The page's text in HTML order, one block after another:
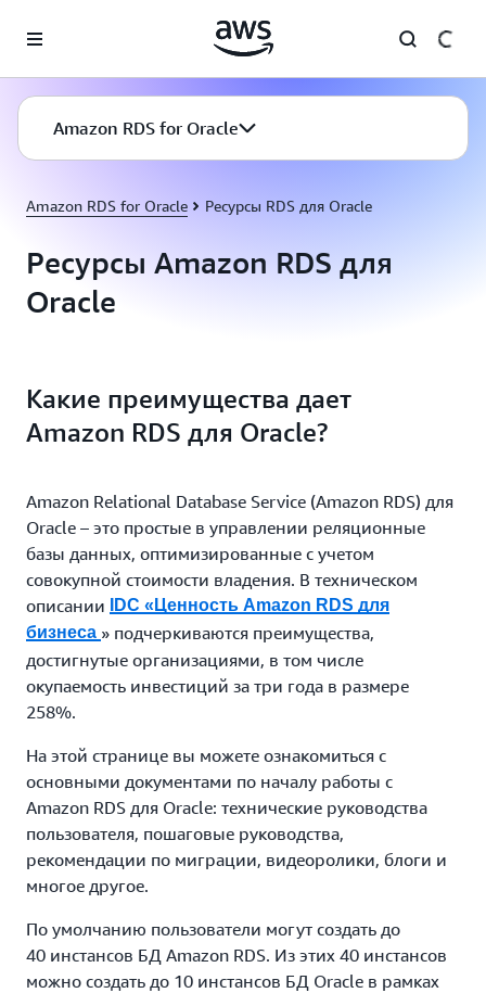
Перейти к главному контенту
Amazon RDS for Oracle
Amazon RDS for Oracle Ресурсы RDS для Oracle
Ресурсы Amazon RDS для
Oracle
Какие преимущества дает
Amazon RDS для Oracle?
Amazon Relational Database Service (Amazon RDS) для
Oracle – это простые в управлении реляционные
базы данных, оптимизированные с учетом
совокупной стоимости владения. В техническом
описании
IDC «Ценность Amazon RDS для
бизнеса » подчеркиваются преимущества,
достигнутые организациями, в том числе
окупаемость инвестиций за три года в размере
258%.
На этой странице вы можете ознакомиться с
основными документами по началу работы с
Amazon RDS для Oracle: технические руководства
пользователя, пошаговые руководства,
рекомендации по миграции, видеоролики, блоги и
многое другое.
По умолчанию пользователи могут создать до
40 инстансов БД Amazon RDS. Из этих 40 инстансов
можно создать до 10 инстансов БД Oracle в рамках